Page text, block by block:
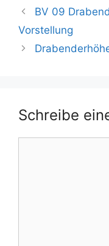
BV 09
Vorstellung
Schreibe